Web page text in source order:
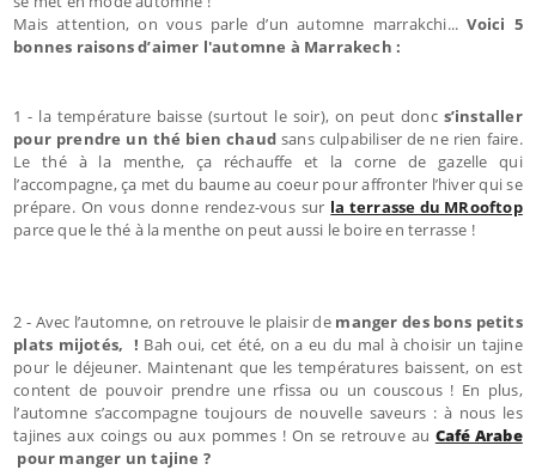
Mais attention, on vous parle d’un automne marrakchi...Voici 5
bonnes raisons d’aimer l'automne à Marrakech :
1 - la température baisse (surtout le soir), on peut doncs’installer
pour prendre un thé bien chaudsans culpabiliser de ne rien faire.
Le thé à la menthe, ça réchauffe et la corne de gazelle qui
l’accompagne, ça met du baume au coeur pour affronter l’hiver qui se
prépare. On vous donne rendez-vous sur la terrasse du MRooftop
parce que le thé à la menthe on peut aussi le boire en terrasse !
2 - Avec l’automne, on retrouve le plaisir de manger des bons petits
plats mijotés, ! Bah oui, cet été, on a eu du mal à choisir un tajine
pour le déjeuner. Maintenant que les températures baissent, on est
content de pouvoir prendre une rfissa ou un couscous ! En plus,
l’automne s’accompagne toujours de nouvelle saveurs : à nous les
tajines aux coings ou aux pommes ! On se retrouve au Café Arabe
pour manger un tajine ?